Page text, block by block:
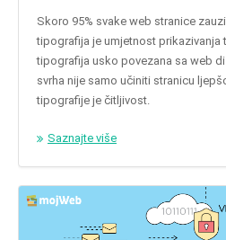
Skoro 95% svake web stranice
tipografija je umjetnost prikazivanja
tipografija usko povezana sa web
svrha nije samo učiniti stranicu
tipografije je čitljivost.
Saznajte više